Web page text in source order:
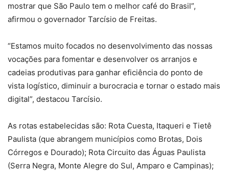
mostrar que São Paulo tem o melhor café do Brasil”,
afirmou o governador Tarcísio de Freitas.
“Estamos muito focados no desenvolvimento das nossas
vocações para fomentar e desenvolver os arranjos e
cadeias produtivas para ganhar eficiência do ponto de
vista logístico, diminuir a burocracia e tornar o estado mais
digital”, destacou Tarcísio.
As rotas estabelecidas são: Rota Cuesta, Itaqueri e Tietê
Paulista (que abrangem municípios como Brotas, Dois
Córregos e Dourado); Rota Circuito das Águas Paulista
(Serra Negra, Monte Alegre do Sul, Amparo e Campinas);